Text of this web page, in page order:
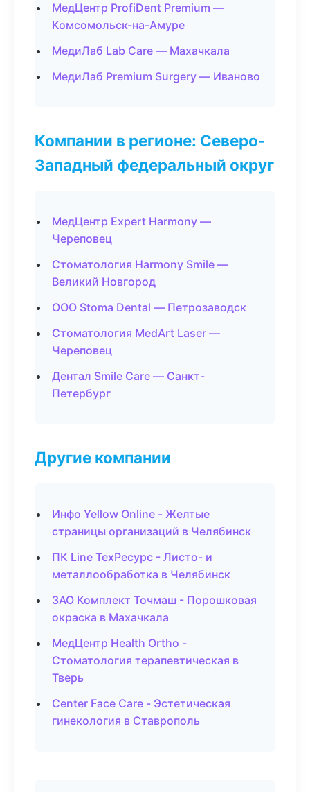
МедЦентр ProfiDent Premium —
Комсомольск-на-Амуре
МедиЛаб Lab Care — Махачкала
МедиЛаб Premium Surgery — Иваново
Компании в регионе: Северо-
Западный федеральный округ
МедЦентр Expert Harmony —
Череповец
Стоматология Harmony Smile —
Великий Новгород
ООО Stoma Dental — Петрозаводск
Стоматология MedArt Laser —
Череповец
Дентал Smile Care — Санкт-
Петербург
Другие компании
Инфо Yellow Online - Желтые
страницы организаций в Челябинск
ПК Line ТехРесурс - Листо- и
металлообработка в Челябинск
ЗАО Комплект Точмаш - Порошковая
окраска в Махачкала
МедЦентр Health Ortho -
Стоматология терапевтическая в
Тверь
Center Face Care - Эстетическая
гинекология в Ставрополь